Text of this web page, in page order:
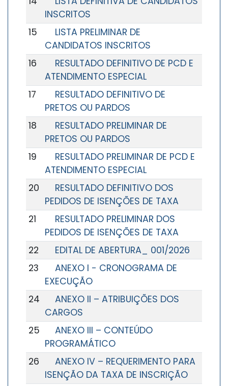
INSCRITOS
15
LISTA PRELIMINAR DE
CANDIDATOS INSCRITOS
16
RESULTADO DEFINITIVO DE PCD E
ATENDIMENTO ESPECIAL
17
RESULTADO DEFINITIVO DE
PRETOS OU PARDOS
18
RESULTADO PRELIMINAR DE
PRETOS OU PARDOS
19
RESULTADO PRELIMINAR DE PCD E
ATENDIMENTO ESPECIAL
20
RESULTADO DEFINITIVO DOS
PEDIDOS DE ISENÇÕES DE TAXA
21
RESULTADO PRELIMINAR DOS
PEDIDOS DE ISENÇÕES DE TAXA
22
EDITAL DE ABERTURA_ 001/2026
23
ANEXO I - CRONOGRAMA DE
EXECUÇÃO
24
ANEXO II – ATRIBUIÇÕES DOS
CARGOS
25
ANEXO III – CONTEÚDO
PROGRAMÁTICO
26
ANEXO IV – REQUERIMENTO PARA
ISENÇÃO DA TAXA DE INSCRIÇÃO